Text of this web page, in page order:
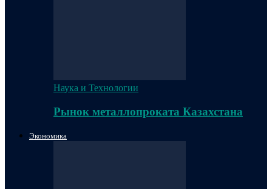
Наука и Технологии
Рынок металлопроката Казахстана
Экономика